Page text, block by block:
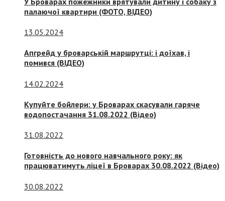
палаючої квартири (ФОТО, ВІДЕО)
13.05.2024
Апгрейд у броварській маршрутці: і доїхав, і
помився (ВІДЕО)
14.02.2024
Купуйте бойлери: у Броварах скасували гаряче
водопостачання 31.08.2022 (Відео)
31.08.2022
Готовність до нового навчального року: як
працюватимуть ліцеї в Броварах 30.08.2022 (Відео)
30.08.2022